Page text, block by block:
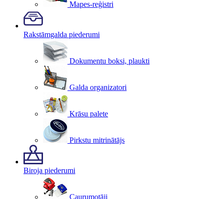
Mapes-reģistri
Rakstāmgalda piederumi
Dokumentu boksi, plaukti
Galda organizatori
Krāsu palete
Pirkstu mitrinātājs
Biroja piederumi
Caurumotāji